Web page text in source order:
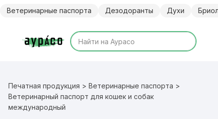
Ветеринарные паспорта Дезодоранты Духи
Печатная продукция >Ветеринарные паспорта >
Ветеринарный паспорт для кошек и собак
международный